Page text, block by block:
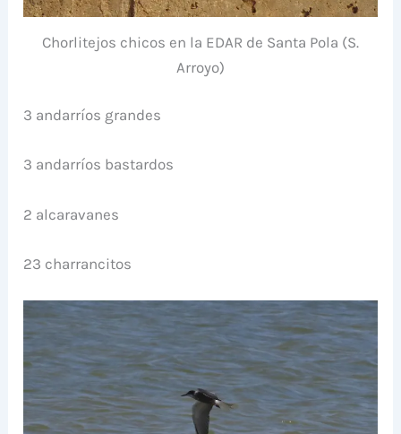
Chorlitejos chicos en la EDAR de Santa Pola (S.
Arroyo)
3 andarríos grandes
3 andarríos bastardos
2 alcaravanes
23 charrancitos